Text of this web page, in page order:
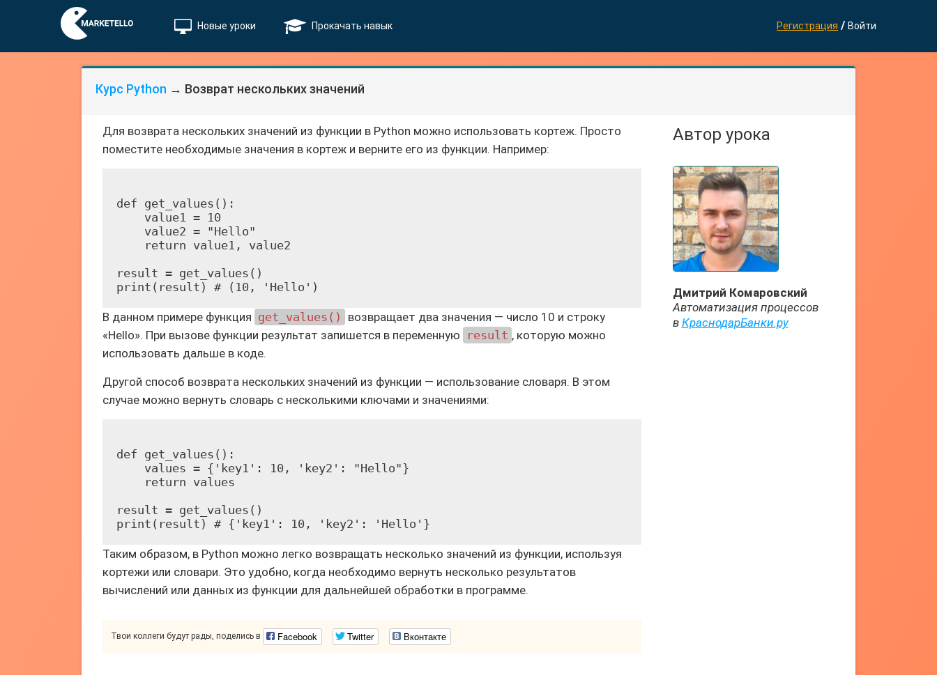
Новые уроки Прокачать навык Регистрация / Войти
Курс Python → Возврат нескольких значений
Для возврата нескольких значений из функции в Python можно использовать кортеж. Просто
поместите необходимые значения в кортеж и верните его из функции. Например:
def get_values():
    value1 = 10
    value2 = "Hello"
    return value1, value2
result = get_values()
В данном примере функция get_values()
возвращает два значения — число 10 и строку
«Hello». При вызове функции результат запишется в переменную
result , которую можно
использовать дальше в коде.
Другой способ возврата нескольких значений из функции — использование словаря. В этом
случае можно вернуть словарь с несколькими ключами и значениями:
def get_values():
    values = {'key1': 10, 'key2': "Hello"}
    return values
result = get_values()
Таким образом, в Python можно легко возвращать несколько значений из функции, используя
кортежи или словари. Это удобно, когда необходимо вернуть несколько результатов
вычислений или данных из функции для дальнейшей обработки в программе.
Твои коллеги будут рады, поделись в Facebook Twitter Вконтакте
Автор урока
Дмитрий Комаровский
Автоматизация процессов
в КраснодарБанки.ру